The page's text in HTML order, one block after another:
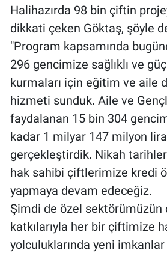
Halihazırda 98 bin çiftin
dikkati çeken Göktaş, şöyle
"Program kapsamında
296 gencimize sağlıklı ve
kurmaları için eğitim ve aile
hizmeti sunduk. Aile ve
faydalanan 15 bin 304
kadar 1 milyar 147 milyon
gerçekleştirdik. Nikah
hak sahibi çiftlerimize kredi
yapmaya devam edeceğiz.
Şimdi de özel sektörümüzün
katkılarıyla her bir çiftimize
yolculuklarında yeni